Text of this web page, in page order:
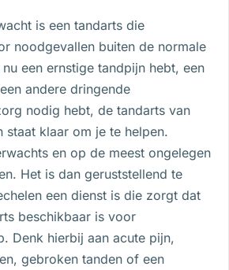
is een tandarts die
noodgevallen buiten de normale
een ernstige tandpijn hebt, een
andere dringende
nodig hebt, de tandarts van
staat klaar om je te helpen.
en op de meest ongelegen
Het is dan geruststellend te
een dienst is die zorgt dat
beschikbaar is voor
Denk hierbij aan acute pijn,
gebroken tanden of een